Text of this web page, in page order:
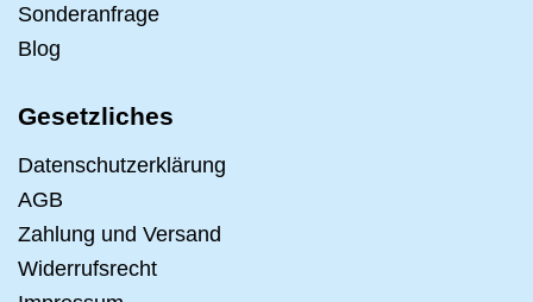
Sonderanfrage
Blog
Gesetzliches
Datenschutzerklärung
AGB
Zahlung und Versand
Widerrufsrecht